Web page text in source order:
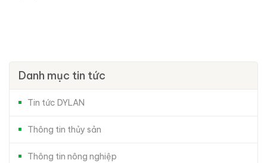
Danh mục tin tức
Tin tức DYLAN
Thông tin thủy sản
Thông tin nông nghiệp